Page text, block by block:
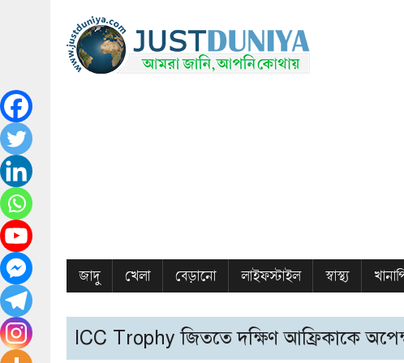
জাদু খেলা বেড়ানো লাইফস্টাইল স্বাস্থ্য
ICC Trophy জিততে দক্ষিণ আফ্রিকাকে